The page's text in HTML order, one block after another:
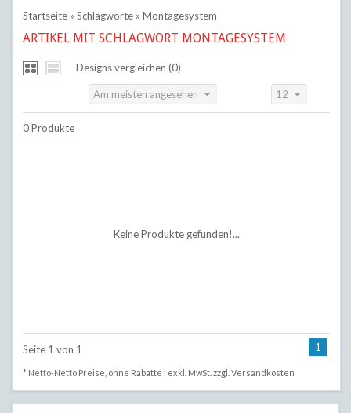
Startseite» Schlagworte» Montagesystem
ARTIKEL MIT SCHLAGWORT MONTAGESYSTEM
Designs vergleichen (0)
Am meisten angesehen 12
0 Produkte
Keine Produkte gefunden!...
Seite 1 von 1 1
* Netto-Netto Preise, ohne Rabatte ; exkl. MwSt. zzgl. Versandkosten